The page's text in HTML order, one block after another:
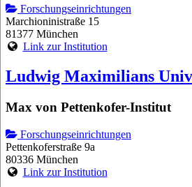
Forschungseinrichtungen
Marchioninistraße 15
81377 München
Link zur Institution
Ludwig Maximilians
Max von Pettenkofer-Institut
Forschungseinrichtungen
Pettenkoferstraße 9a
80336 München
Link zur Institution